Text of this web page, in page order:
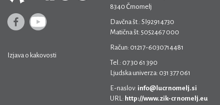
Izjava o kakovosti
8340 Črnomelj
Davčna št.: SI92914730
Matična št: 5052467 000
Račun: 01217-6030714481
Tel.: 07 30 61 390
Ljudska univerza: 031 377 061
E-naslov: info@lucrnomelj.si
URL: http://www.zik-crnomelj.eu